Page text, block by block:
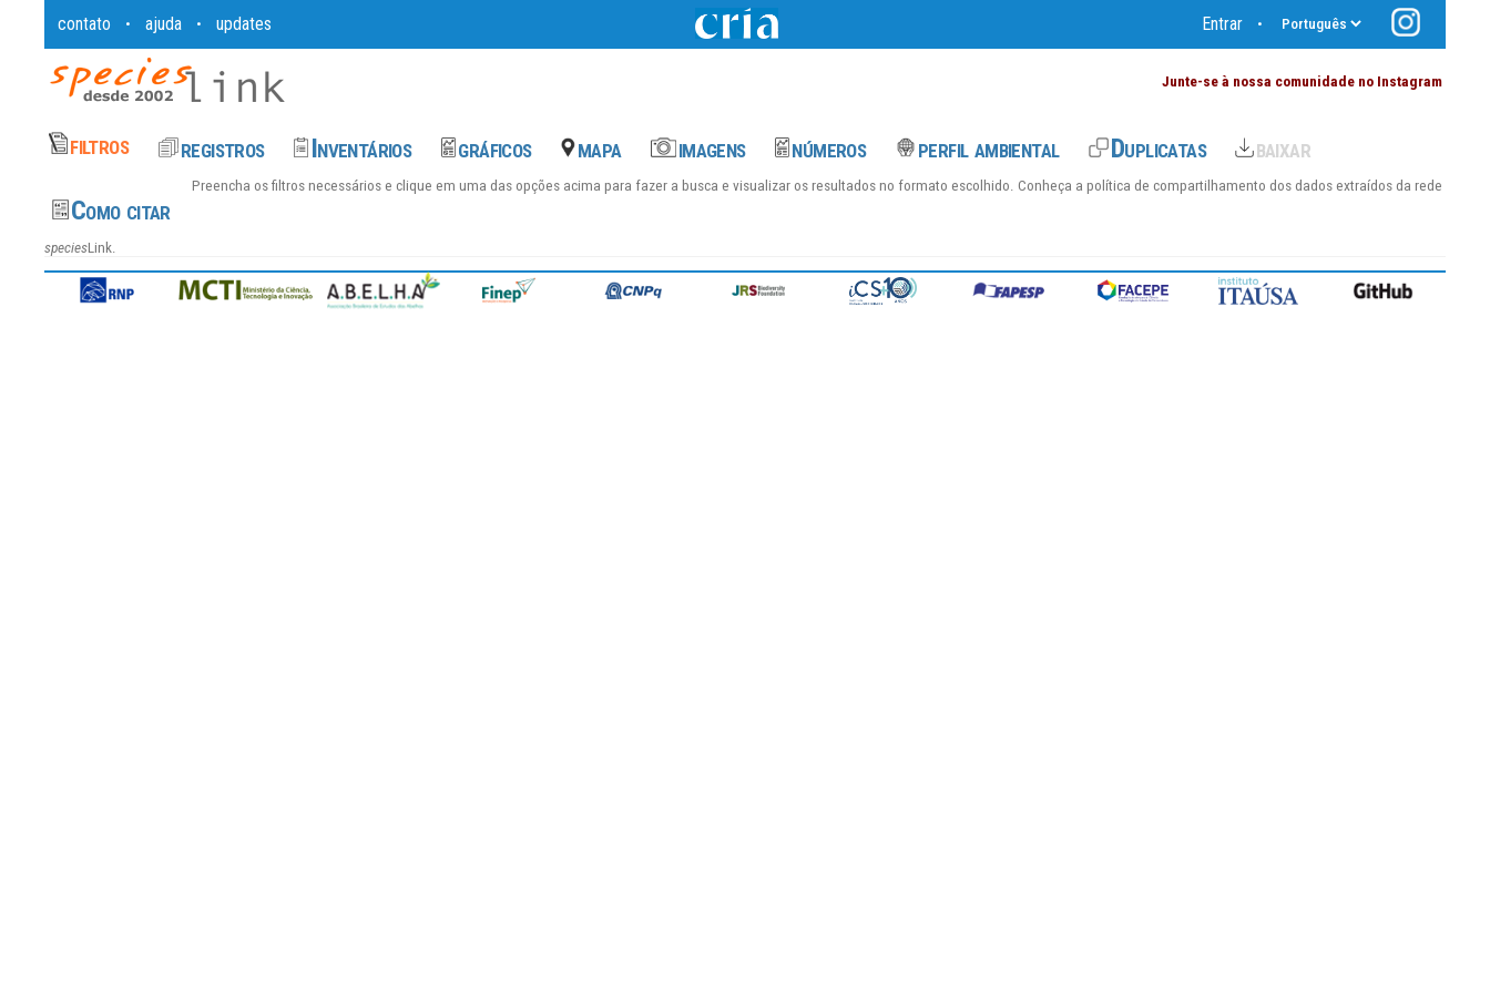
contato • ajuda • updates Entrar •
Junte-se à nossa comunidade no Instagram
Preencha os filtros necessários e clique em uma das opções acima para fazer a busca e visualizar os resultados no formato escolhido. Conheça a política de compartilhamento dos dados extraídos da rede
speciesLink.